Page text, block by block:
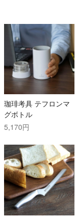
珈琲考具 テフロンマ
グボトル
5,170円